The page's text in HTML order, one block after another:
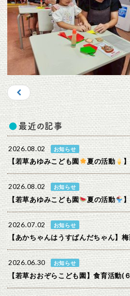
最近の記事
2026.08.02 お知らせ
【若草あゆみこども園 夏の活動
2026.08.02 お知らせ
【若草あゆみこども園 夏の活動 】
2026.07.02 お知らせ
【あかちゃんはうすぱんだちゃん】
2026.06.30 お知らせ
【若草おおぞらこども園】食育活動(